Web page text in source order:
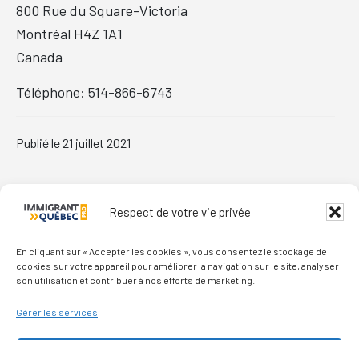
Respect de votre vie privée
En cliquant sur « Accepter les cookies », vous consentez le stockage de
cookies sur votre appareil pour améliorer la navigation sur le site, analyser
son utilisation et contribuer à nos efforts de marketing.
Gérer les services
800 Rue du Square-Victoria
Montréal H4Z 1A1
Canada
Téléphone: 514-866-6743
Publié le21 juillet 2021
Primary
Sidebar
Footer
Qui sommes-nous ?